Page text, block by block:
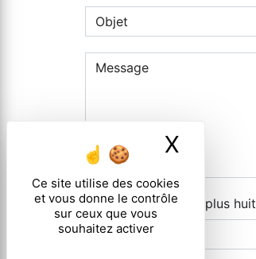
Ce site utilise des cookies
et vous donne le contrôle
sur ceux que vous
souhaitez activer
X
Combien font deux plus huit